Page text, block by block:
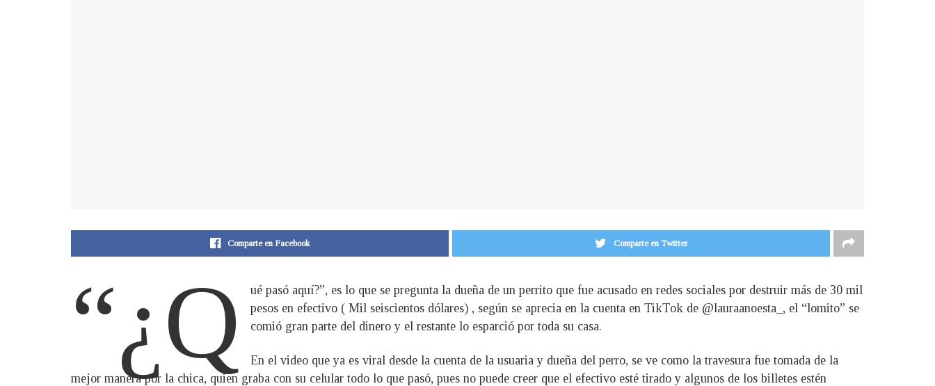
Comparte en Facebook Comparte en Twitter
“¿Q
ué pasó aquí?”, es lo que se pregunta la dueña de un perrito que fue acusado en redes sociales por destruir más de 30 mil
pesos en efectivo ( Mil seiscientos dólares) , según se aprecia en la cuenta en TikTok de @lauraanoesta_, el “lomito” se
comió gran parte del dinero y el restante lo esparció por toda su casa.
En el video que ya es viral desde la cuenta de la usuaria y dueña del perro, se ve como la travesura fue tomada de la
mejor manera por la chica, quien graba con su celular todo lo que pasó, pues no puede creer que el efectivo esté tirado y algunos de los billetes estén